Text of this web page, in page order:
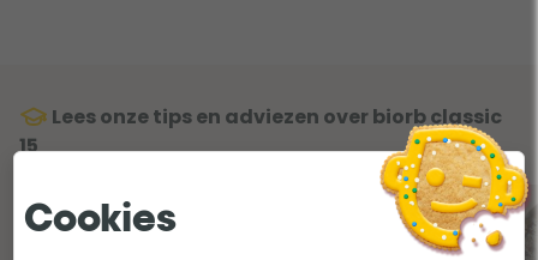
Lees onze tips en adviezen over biorb classic
15
Cookies